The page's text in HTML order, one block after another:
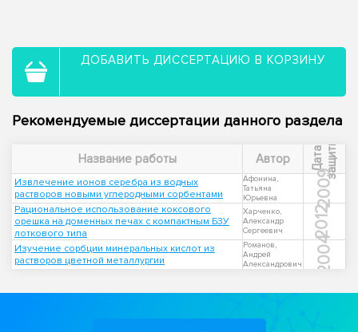
ДОБАВИТЬ ДИССЕРТАЦИЮ В КОРЗИНУ
Рекомендуемые диссертации данного раздела
Название работы Автор Д
а
т
а
з
а
щ
и
ты
Извлечение ионов серебра из водных
растворов новыми углеродными сорбентами
Афонина,
Татьяна
Юрьевна
2009
Рациональное использование коксового
орешка на доменных печах с компактным БЗУ
лоткового типа
Харченко,
Александр
Сергеевич
2012
Изучение сорбции минеральных кислот из
растворов цветной металлургии
Романов,
Андрей
Александрович
2004